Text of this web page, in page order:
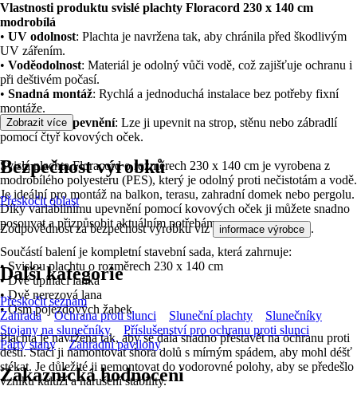
Vlastnosti produktu svislé plachty Floracord 230 x 140 cm
modrobílá
• UV odolnost: Plachta je navržena tak, aby chránila před škodlivým
UV zářením.
• Voděodolnost: Materiál je odolný vůči vodě, což zajišťuje ochranu i
při deštivém počasí.
• Snadná montáž: Rychlá a jednoduchá instalace bez potřeby fixní
montáže.
•Variabilní upevnění: Lze ji upevnit na strop, stěnu nebo zábradlí
pomocí čtyř kovových oček.
Svislá plachta Floracord o rozměrech 230 x 140 cm je vyrobena z
modrobílého polyesteru (PES), který je odolný proti nečistotám a vodě.
Je ideální pro montáž na balkon, terasu, zahradní domek nebo pergolu.
Díky variabilnímu upevnění pomocí kovových oček ji můžete snadno
posouvat a přizpůsobit aktuálním potřebám.
Součástí balení je kompletní stavební sada, která zahrnuje:
• Svislou plachtu o rozměrech 230 x 140 cm
• Dvě upínací lanka
• Dvě nerezová lana
• Osm pojezdových žabek
Plachta je navržena tak, aby se dala snadno přestavět na ochranu proti
dešti. Stačí ji namontovat shora dolů s mírným spádem, aby mohl déšť
stékat. Je důležité ji nemontovat do vodorovné polohy, aby se předešlo
vzniku kaluží a narušení stability.
Zobrazit více
Bezpečnost výrobků
Přeskočit oblast
Zodpovědnost za bezpečnost výrobku viz informace výrobce .
Další kategorie
Přeskočit seznam
Zahrada
Ochrana proti slunci Sluneční plachty
Slunečníky
Stojany na slunečníky
Příslušenství pro ochranu proti slunci
Párty stany
Zahradní pavilony
Zákaznická hodnocení